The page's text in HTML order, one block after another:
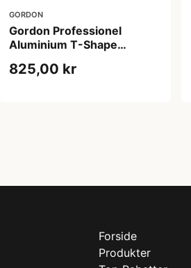
GORDON
Gordon Professionel
Aluminium T-Shape
825,00 kr
Forside
Produkter